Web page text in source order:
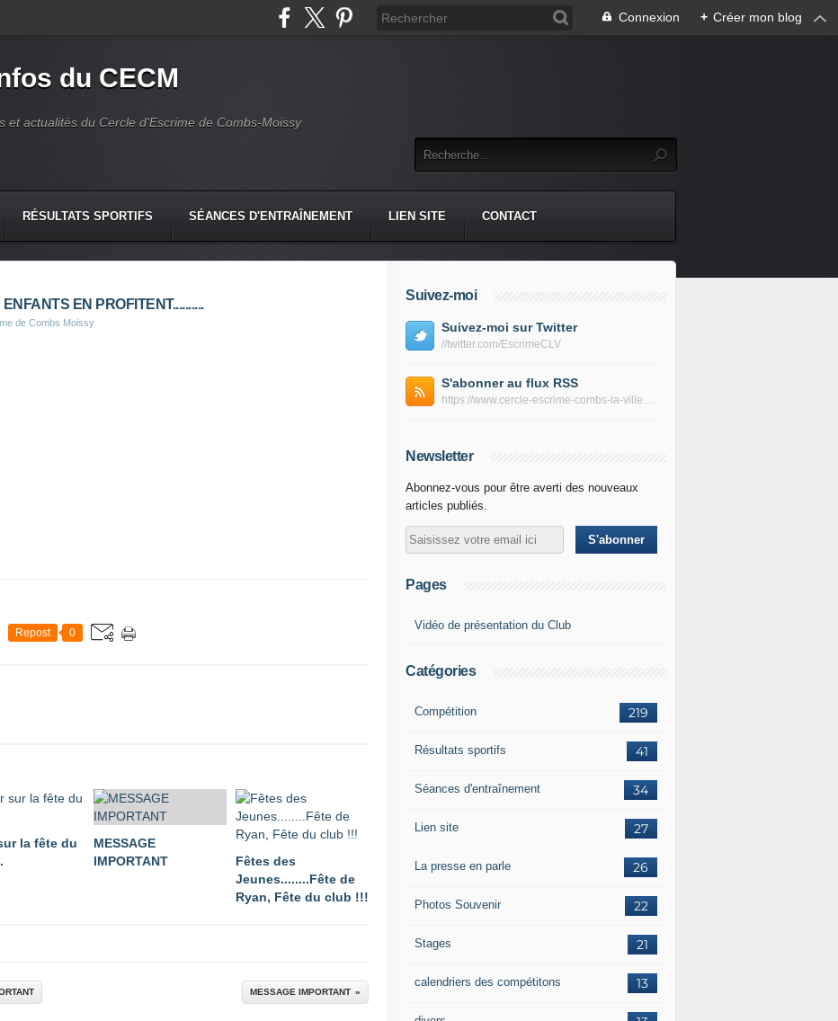
Connexion + Créer mon blog
du CECM
et actualités du Cercle d'Escrime de Combs-Moissy
RÉSULTATS SPORTIFS SÉANCES D'ENTRAÎNEMENT LIEN SITE CONTACT
EN PROFITENT..........
de Combs Moissy
Repost 0
la fête du
MESSAGE
IMPORTANT
Fêtes des
Jeunes........Fête de
Ryan, Fête du club !!!
MESSAGE IMPORTANT
Suivez-moi
Suivez-moi sur Twitter
//twitter.com/EscrimeCLV
S'abonner au flux RSS
https://www.cercle-escrime-combs-la-ville.fr/rss
Newsletter
Abonnez-vous pour être averti des nouveaux
articles publiés.
Pages
Vidéo de présentation du Club
Catégories
219
Compétition
41
Résultats sportifs
34
Séances d'entraînement
27
Lien site
26
La presse en parle
22
Photos Souvenir
21
Stages
13
calendriers des compétitons